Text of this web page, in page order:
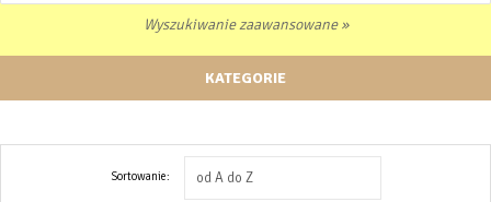
Wyszukiwanie zaawansowane »
KATEGORIE
Sortowanie: od A do Z